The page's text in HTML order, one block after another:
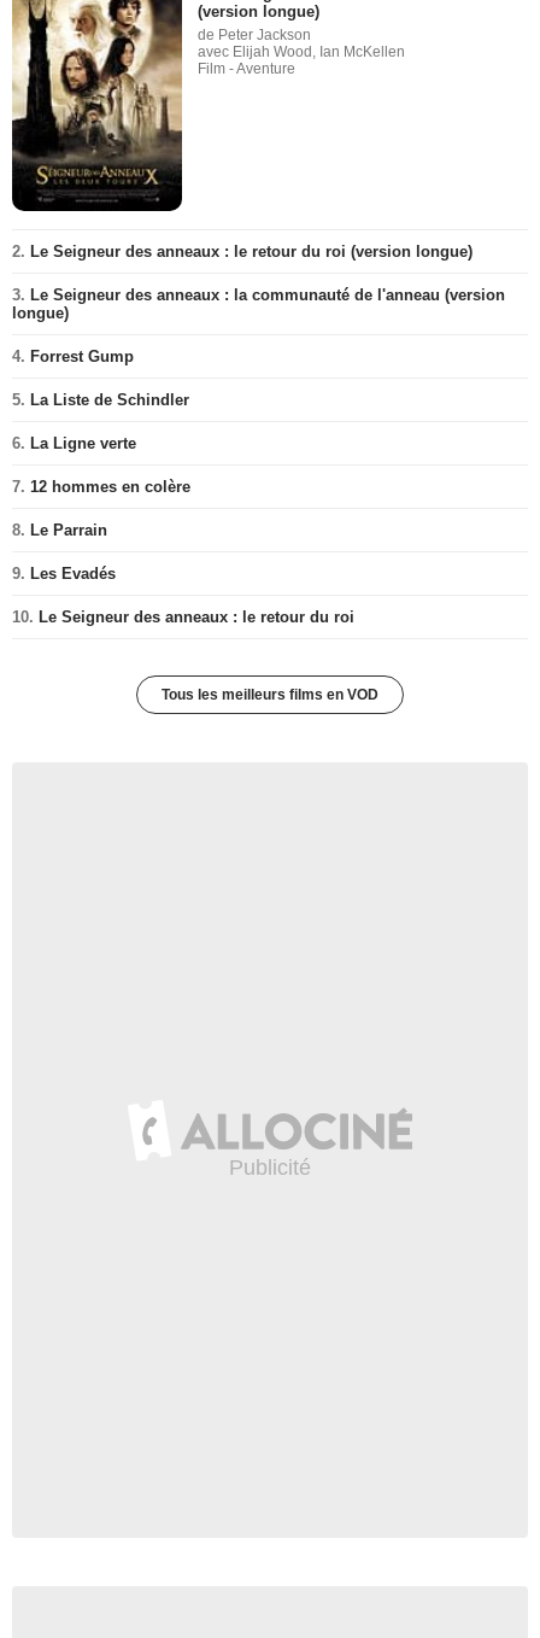
(version longue)
de Peter Jackson
avec Elijah Wood, Ian McKellen
Film - Aventure
2. Le Seigneur des anneaux : le retour du roi (version longue)
3. Le Seigneur des anneaux : la communauté de l'anneau (version
longue)
4. Forrest Gump
5. La Liste de Schindler
6. La Ligne verte
7. 12 hommes en colère
8. Le Parrain
9. Les Evadés
10. Le Seigneur des anneaux : le retour du roi
Tous les meilleurs films en VOD